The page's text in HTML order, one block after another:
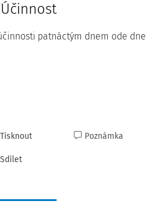
Účinnost
patnáctým dnem ode dne
Tisknout
Sdílet
Poznámka